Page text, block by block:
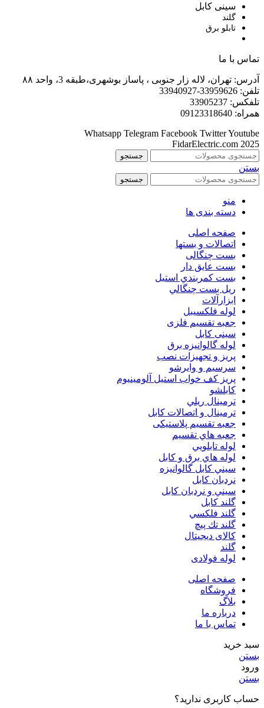
سینی کابل
گلند
تابلو برق
تماس با ما
آدرس: تهران، لاله زار جنوبی ، پاساز بوشهری،طبقه 3، واحد ۸۸
تلفن: 33959626-33940927
تلفکس: 33905237
همراه: 09123318640
Whatsapp Telegram Facebook TwitterYoutube
FidarElectric.com 2025
جستجو
بستن
جستجو
منو
دسته بندی ها
صفحه اصلی
اتصالات و بستها
بست چنگالی
بست عايق دار
بست كمربندي استيل
ريل بست چنگالي
ابزارآلات
لوله فلکسیبل
جعبه تقسیم فلزی
سینی کابل
لوله گالوانیزه برق
پريز و تجهيزات نصب
سرسيم و وايرشو
پريز كف خواب استيل آلومينيوم
كابلشو
ترمينال ريلي
ترمينال و اتصالات كابل
جعبه تقسيم پلاستیکی
جعبه هاي تقسيم
لوله تابلويي
لوله هاي برق و كابل
سيني كابل گالوانيزه
نردبان كابل
سيني و نردبان كابل
گلند كابل
گلند فلكسي
گلند تك پيچ
کالای دیجیتال
گلند
لوله فولادی
صفحه اصلی
فروشگاه
بلاگ
درباره ما
تماس با ما
سبد خرید
بستن
ورود
بستن
حساب کاربری ندارید؟